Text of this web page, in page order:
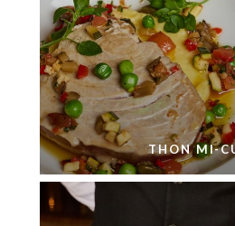
THON MI-